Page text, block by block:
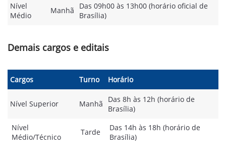
Nível
Médio
Manhã
Das 09h00 às 13h00 (horário oficial de
Brasília)
Demais cargos e editais
Cargos Turno Horário
Nível Superior Manhã
Das 8h às 12h (horário de
Brasília)
Nível
Médio/Técnico
Tarde
Das 14h às 18h (horário de
Brasília)